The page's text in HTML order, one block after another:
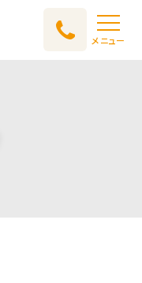
メニュー